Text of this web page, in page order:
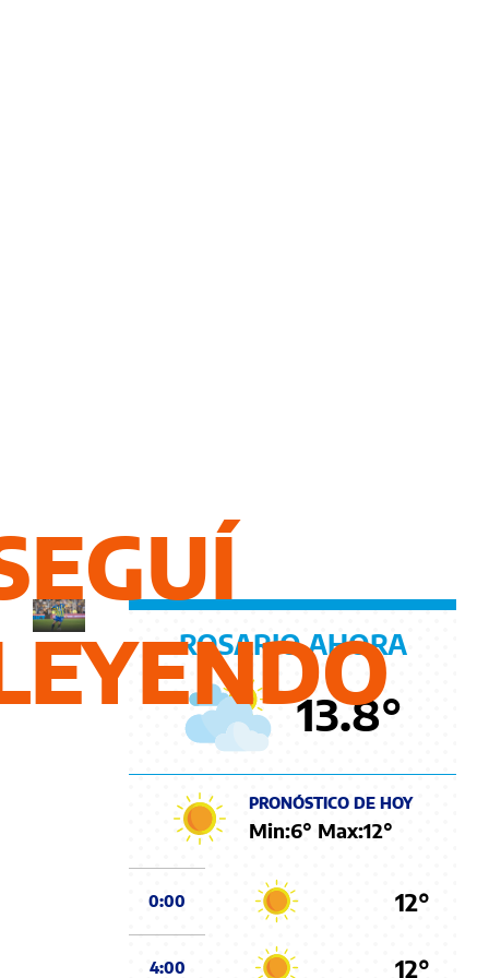
el
Gigante
ROSARIO AHORA
13.8°
PRONÓSTICO DE HOY
Min:6° Max:12°
0:00 12°
4:00 12°